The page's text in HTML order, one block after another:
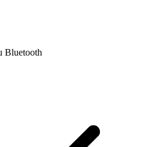
Bluetooth